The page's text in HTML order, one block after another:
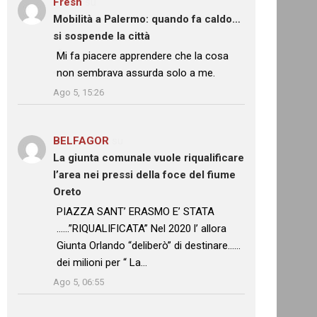
Mobilità a Palermo: quando fa caldo…
si sospende la città
: “
Mi fa piacere apprendere che la cosa
non sembrava assurda solo a me.
Ago 5, 15:26
BELFAGOR
La giunta comunale vuole riqualificare
l’area nei pressi della foce del fiume
Oreto
: “
PIAZZA SANT’ ERASMO E’ STATA
……”RIQUALIFICATA” Nel 2020 l’ allora
Giunta Orlando “deliberò” di destinare……
dei milioni per “ La…
Ago 5, 06:55